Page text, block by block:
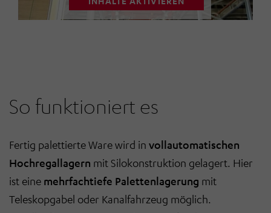
So funktioniert es
Fertig palettierte Ware wird in vollautomatischen
Hochregallagern mit Silokonstruktion gelagert. Hier
ist eine mehrfachtiefe Palettenlagerung mit
Teleskopgabel oder Kanalfahrzeug möglich.